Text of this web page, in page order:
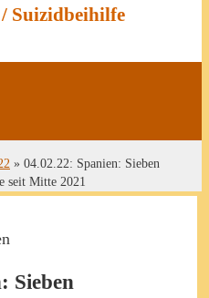
Suizidbeihilfe
» 04.02.22: Spanien: Sieben
seit Mitte 2021
Sieben